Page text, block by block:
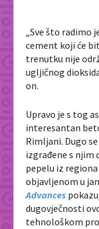
„Sve što radimo
cement koji će
trenutku nije
ugljičnog
on.
Upravo je s tog
interesantan
Rimljani. Dugo
izgrađene s njim
pepelu iz
objavljenom u
Advances
dugovječnosti
tehnološkom